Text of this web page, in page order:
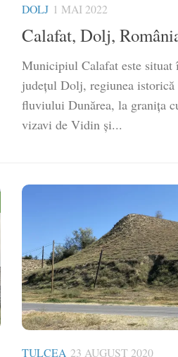
DOLJ 1 MAI 2022
Calafat, Dolj,
Municipiul Calafat este situat
județul Dolj, regiunea
fluviului Dunărea, la granița
vizavi de Vidin și...
TULCEA 23 AUGUST 2020